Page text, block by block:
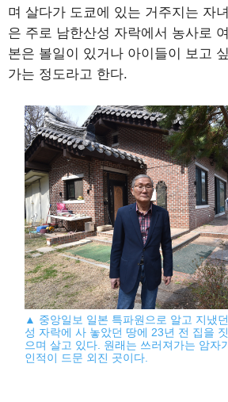
며 살다가 도쿄에 있는 거주지는 자
은 주로 남한산성 자락에서 농사로
본은 볼일이 있거나 아이들이 보고
가는 정도라고 한다.
▲ 중앙일보 일본 특파원으로 알고 지냈
성 자락에 사 놓았던 땅에 23년 전 집을
으며 살고 있다. 원래는 쓰러져가는 암자
인적이 드문 외진 곳이다.